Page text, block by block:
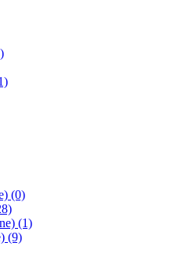
(0)
(1)
(9)